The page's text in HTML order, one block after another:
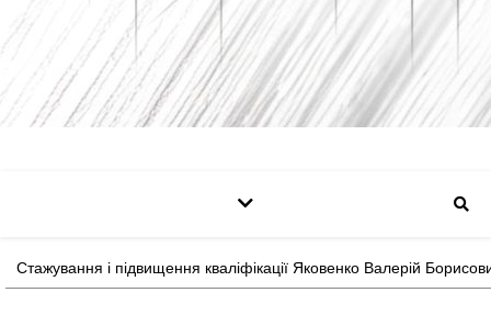
Стажування і підвищення кваліфікації Яковенко Валерій